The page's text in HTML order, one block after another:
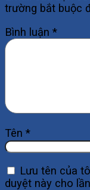
trường bắt buộc
Bình luận *
Tên *
Lưu tên của
duyệt này cho